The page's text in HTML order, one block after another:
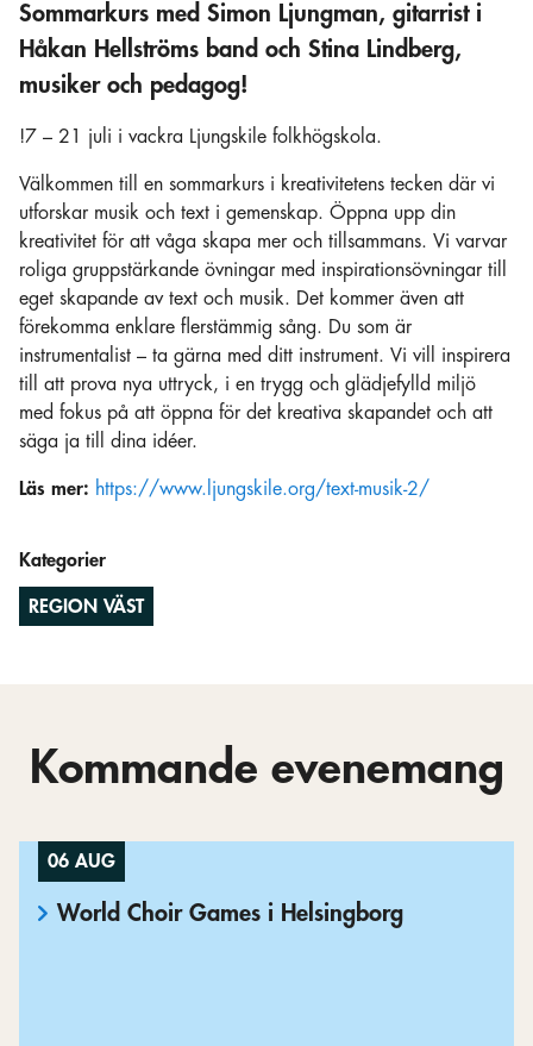
Sommarkurs med Simon Ljungman, gitarrist i
Håkan Hellströms band och Stina Lindberg,
musiker och pedagog!
!7 – 21 juli i vackra Ljungskile folkhögskola.
Välkommen till en sommarkurs i kreativitetens tecken där vi
utforskar musik och text i gemenskap. Öppna upp din
kreativitet för att våga skapa mer och tillsammans. Vi varvar
roliga gruppstärkande övningar med inspirationsövningar till
eget skapande av text och musik. Det kommer även att
förekomma enklare flerstämmig sång. Du som är
instrumentalist – ta gärna med ditt instrument. Vi vill inspirera
till att prova nya uttryck, i en trygg och glädjefylld miljö
med fokus på att öppna för det kreativa skapandet och att
säga ja till dina idéer.
Läs mer: https://www.ljungskile.org/text-musik-2/
Kategorier
REGION VÄST
Kommande evenemang
06 AUG
World Choir Games i Helsingborg